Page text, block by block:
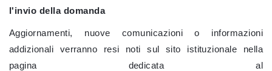
l'invio della domanda
Aggiornamenti, nuove comunicazioni o informazioni
addizionali verranno resi noti sul sito istituzionale nella
pagina dedicata al